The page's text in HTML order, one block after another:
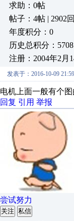
求助：0帖
帖子：4帖 | 2902回
年度积分：0
历史总积分：5708
注册：2004年2月
发表于：2016-10-09
电机上面一般有个
回复 引用 举报
尝试努力
关注 私信